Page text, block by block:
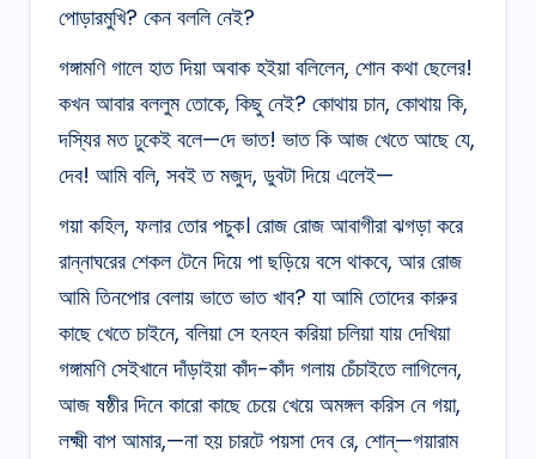
পোড়ারমুখি? কেন বললি নেই?
গঙ্গামণি গালে হাত দিয়া অবাক হইয়া বলিলেন, শোন কথা ছেলের!
কখন আবার বললুম তোকে, কিছু নেই? কোথায় চান, কোথায় কি,
দস্যির মত ঢুকেই বলে—দে ভাত! ভাত কি আজ খেতে আছে যে,
দেব! আমি বলি, সবই ত মজুদ, ডুবটা দিয়ে এলেই—
গয়া কহিল, ফলার তোর পচুক। রোজ রোজ আবাগীরা ঝগড়া করে
রান্নাঘরের শেকল টেনে দিয়ে পা ছড়িয়ে বসে থাকবে, আর রোজ
আমি তিনপোর বেলায় ভাতে ভাত খাব? যা আমি তোদের কারুর
কাছে খেতে চাইনে, বলিয়া সে হনহন করিয়া চলিয়া যায় দেখিয়া
গঙ্গামণি সেইখানে দাঁড়াইয়া কাঁদ-কাঁদ গলায় চেঁচাইতে লাগিলেন,
আজ ষষ্ঠীর দিনে কারো কাছে চেয়ে খেয়ে অমঙ্গল করিস নে গয়া,
লক্ষ্মী বাপ আমার,—না হয় চারটে পয়সা দেব রে, শোন্‌—গয়ারাম